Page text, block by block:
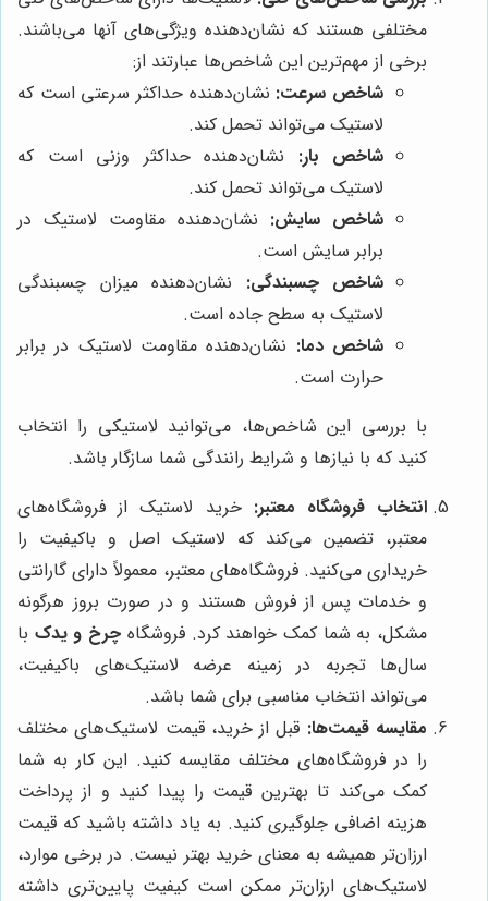
مختلفی هستند که نشان‌دهنده ویژگی‌های آنها می‌باشند.
برخی از مهم‌ترین این شاخص‌ها عبارتند از:
شاخص سرعت: نشان‌دهنده حداکثر سرعتی است که
لاستیک می‌تواند تحمل کند.
شاخص بار: نشان‌دهنده حداکثر وزنی است که
لاستیک می‌تواند تحمل کند.
شاخص سایش: نشان‌دهنده مقاومت لاستیک در
برابر سایش است.
شاخص چسبندگی: نشان‌دهنده میزان چسبندگی
لاستیک به سطح جاده است.
شاخص دما: نشان‌دهنده مقاومت لاستیک در برابر
حرارت است.
با بررسی این شاخص‌ها، می‌توانید لاستیکی را انتخاب
کنید که با نیازها و شرایط رانندگی شما سازگار باشد.
انتخاب فروشگاه معتبر: خرید لاستیک از فروشگاه‌های
معتبر، تضمین می‌کند که لاستیک اصل و باکیفیت را
خریداری می‌کنید. فروشگاه‌های معتبر، معمولاً دارای گارانتی
و خدمات پس از فروش هستند و در صورت بروز هرگونه
مشکل، به شما کمک خواهند کرد. فروشگاه چرخ و یدک با
سال‌ها تجربه در زمینه عرضه لاستیک‌های باکیفیت،
می‌تواند انتخاب مناسبی برای شما باشد.
مقایسه قیمت‌ها: قبل از خرید، قیمت لاستیک‌های مختلف
را در فروشگاه‌های مختلف مقایسه کنید. این کار به شما
کمک می‌کند تا بهترین قیمت را پیدا کنید و از پرداخت
هزینه اضافی جلوگیری کنید. به یاد داشته باشید که قیمت
ارزان‌تر همیشه به معنای خرید بهتر نیست. در برخی موارد،
لاستیک‌های ارزان‌تر ممکن است کیفیت پایین‌تری داشته